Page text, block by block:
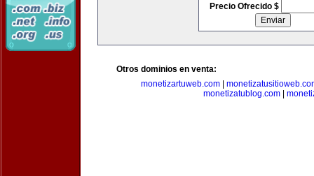
Precio Ofrecido $
Otros dominios en venta:
monetizartuweb.com|
monetizatublog.com|